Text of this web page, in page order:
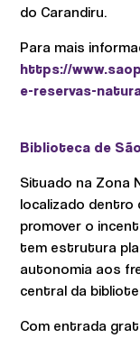
do Carandiru.
Para mais
https://
e-reservas-
Biblioteca de
Situado na Zona
localizado dentro
promover o
tem estrutura
autonomia aos
central da
Com entrada